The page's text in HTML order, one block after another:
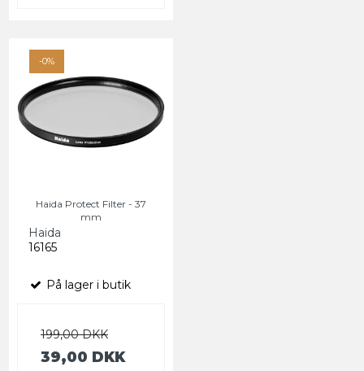
-0%
Haida Protect Filter - 37
mm
Haida
16165
På lager i butik
199,00 DKK
39,00 DKK